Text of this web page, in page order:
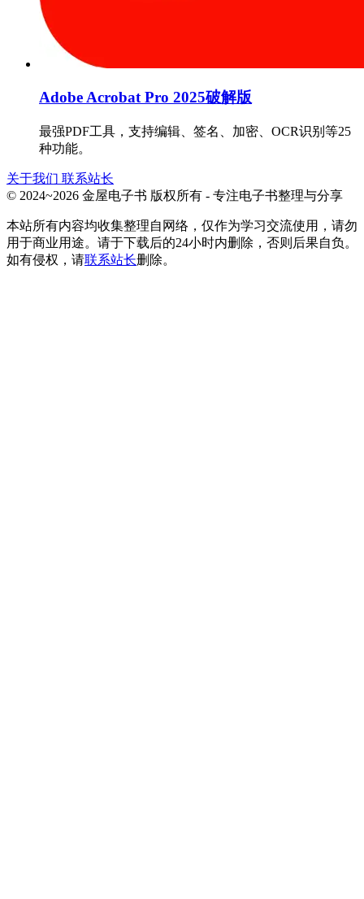
Adobe Acrobat Pro 2025破解版
最强PDF工具，支持编辑、签名、加密、OCR识别等25
种功能。
关于我们 联系站长
© 2024~2026 金屋电子书 版权所有 - 专注电子书整理与分享
本站所有内容均收集整理自网络，仅作为学习交流使用，请勿
用于商业用途。请于下载后的24小时内删除，否则后果自负。
如有侵权，请联系站长删除。